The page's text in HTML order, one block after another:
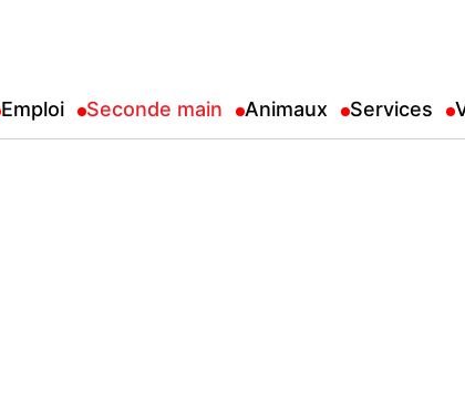
Emploi Seconde main Animaux Services